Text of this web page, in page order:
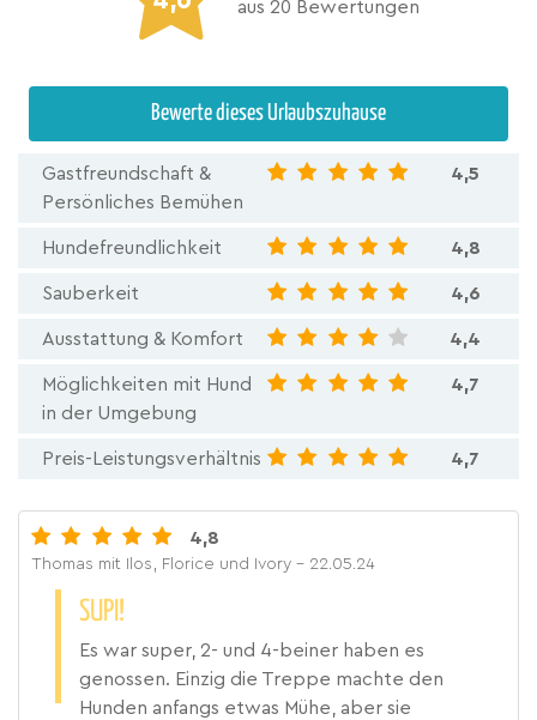
aus 20 Bewertungen
Bewerte dieses Urlaubszuhause
Gastfreundschaft &
Persönliches Bemühen
4,5
Hundefreundlichkeit 4,8
Sauberkeit 4,6
Ausstattung & Komfort 4,4
Möglichkeiten mit Hund
in der Umgebung
4,7
Preis-Leistungsverhältnis 4,7
4,8
Thomas mit Ilos, Florice und Ivory - 22.05.24
SUPI!
Es war super, 2- und 4-beiner haben es
genossen. Einzig die Treppe machte den
Hunden anfangs etwas Mühe, aber sie